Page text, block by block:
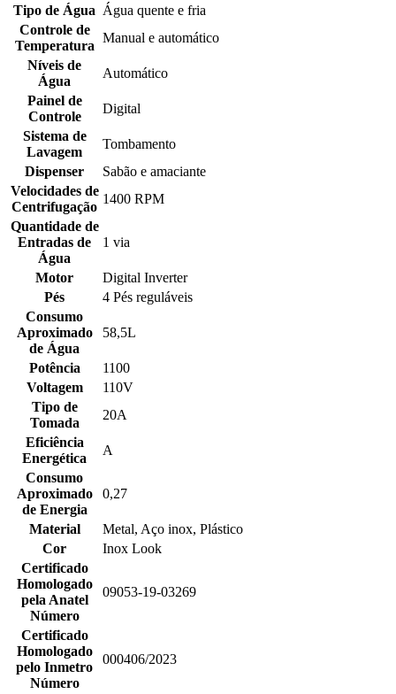
Tipo de Água Água quente e fria
Controle de
Temperatura
Manual e automático
Níveis de
Água
Automático
Painel de
Controle
Digital
Sistema de
Lavagem
Tombamento
Dispenser
Sabão e amaciante
Velocidades de
Centrifugação
1400 RPM
Quantidade de
Entradas de
Água
1 via
Motor
Digital Inverter
Pés
4 Pés reguláveis
Consumo
Aproximado
de Água
58,5L
Potência
1100
Voltagem
110V
Tipo de
Tomada
20A
Eficiência
Energética
A
Consumo
Aproximado
de Energia
0,27
Material
Metal, Aço inox, Plástico
Cor
Inox Look
Certificado
Homologado
pela Anatel
Número
09053-19-03269
Certificado
Homologado
pelo Inmetro
Número
000406/2023